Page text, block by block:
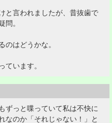
と言われましたが、昔抜歯で
問。
のはどうかな。
ています。
ずっと喋っていて私は不快に
なのか「それじゃない！」と